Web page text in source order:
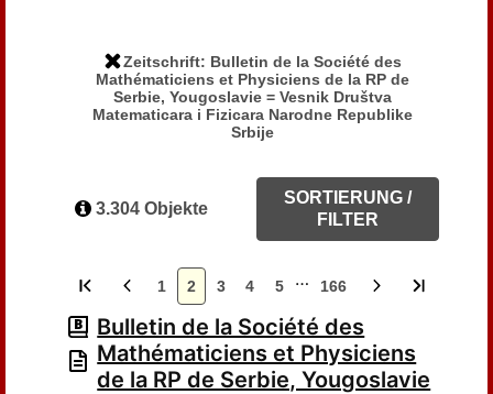
Zeitschrift: Bulletin de la Société des
Mathématiciens et Physiciens de la RP de
Serbie, Yougoslavie = Vesnik Društva
Matematicara i Fizicara Narodne Republike
Srbije
3.304 Objekte
SORTIERUNG /
FILTER
1 2 3 4 5 … 166
Bulletin de la Société des
Mathématiciens et Physiciens
de la RP de Serbie, Yougoslavie